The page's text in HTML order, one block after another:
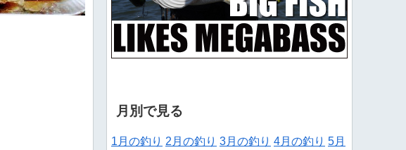
月別で見る
1月の釣り 2月の釣り 3月の釣り 4月の釣り 5月